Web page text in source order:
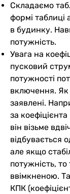
Складаємо
формі таблиці
в будинку.
потужність.
Увага на
пусковий
потужності
включення. Як
заявлені.
за
він візьме
відбувається
але якщо
потужність,
ввімкненою.
КПК